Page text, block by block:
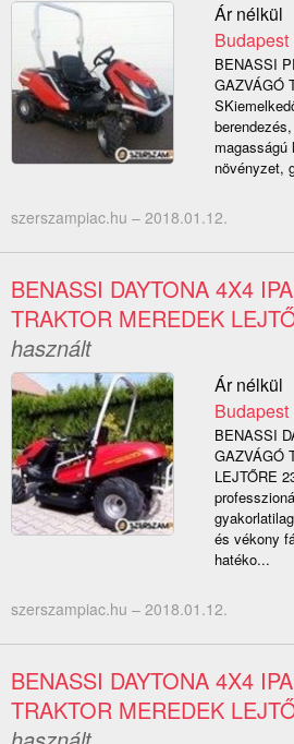
Ár nélkül
Budapest
BENASSI
GAZVÁGÓ
növényzet,
szerszampiac.hu – 2018.01.12.
BENASSI DAYTONA 4X4
TRAKTOR MEREDEK
használt
Ár nélkül
Budapest
BENASSI
GAZVÁGÓ
LEJTŐRE
és vékony
hatéko...
szerszampiac.hu – 2018.01.12.
BENASSI DAYTONA 4X4
TRAKTOR MEREDEK